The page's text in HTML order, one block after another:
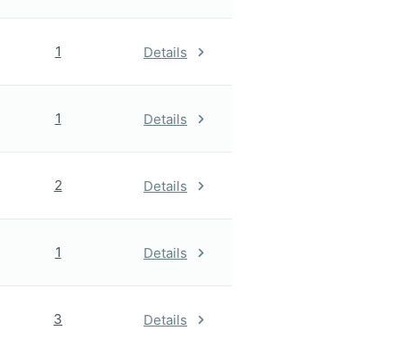
1 Details
1 Details
2 Details
1 Details
3 Details